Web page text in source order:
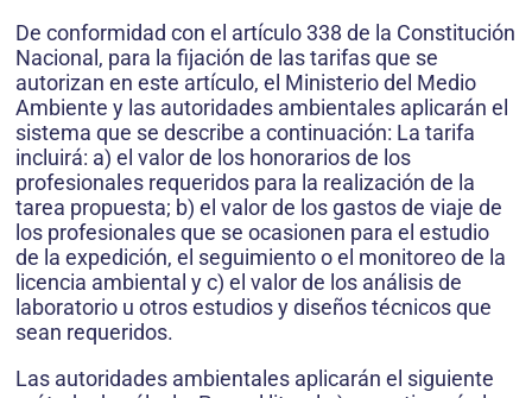
De conformidad con el artículo 338 de la Constitución
Nacional, para la fijación de las tarifas que se
autorizan en este artículo, el Ministerio del Medio
Ambiente y las autoridades ambientales aplicarán el
sistema que se describe a continuación: La tarifa
incluirá: a) el valor de los honorarios de los
profesionales requeridos para la realización de la
tarea propuesta; b) el valor de los gastos de viaje de
los profesionales que se ocasionen para el estudio
de la expedición, el seguimiento o el monitoreo de la
licencia ambiental y c) el valor de los análisis de
laboratorio u otros estudios y diseños técnicos que
sean requeridos.
Las autoridades ambientales aplicarán el siguiente